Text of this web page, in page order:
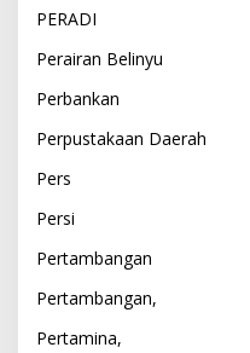
PERADI
Perairan Belinyu
Perbankan
Perpustakaan Daerah
Pers
Persi
Pertambangan
Pertambangan,
Pertamina,